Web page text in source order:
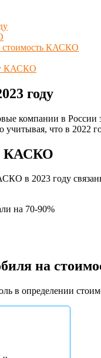
стоимость КАСКО
КАСКО
году
компании в
учитывая, что в
КАСКО
в 2023 году связаны
на 70-90%
на
в определении